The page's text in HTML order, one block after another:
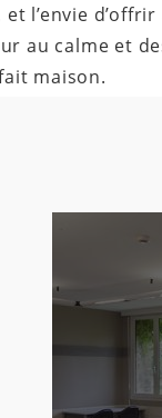
l’envie d’offrir
au calme et
maison.